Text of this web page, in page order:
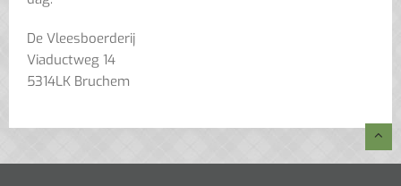
De Vleesboerderij
Viaductweg 14
5314LK Bruchem